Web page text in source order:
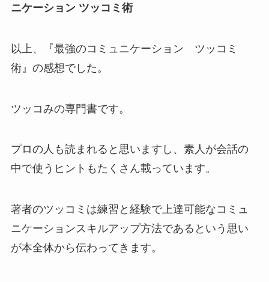
ニケーション ツッコミ術
以上、『最強のコミュニケーション ツッコミ
術』の感想でした。
ツッコみの専門書です。
プロの人も読まれると思いますし、素人が会話の
中で使うヒントもたくさん載っています。
著者のツッコミは練習と経験で上達可能なコミュ
ニケーションスキルアップ方法であるという思い
が本全体から伝わってきます。